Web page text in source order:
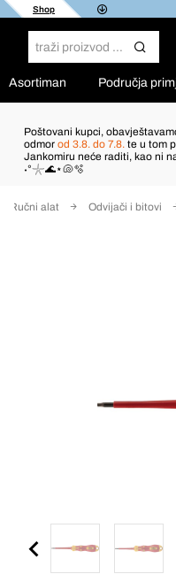
Shop
Asortiman Područja
Poštovani kupci,
odmor od 3.8. do 7.8. te u tom
Jankomiru neće raditi, kao ni
˖°𓇼🌊⋆🐚🫧
Ručni alat Odvijači i bitovi